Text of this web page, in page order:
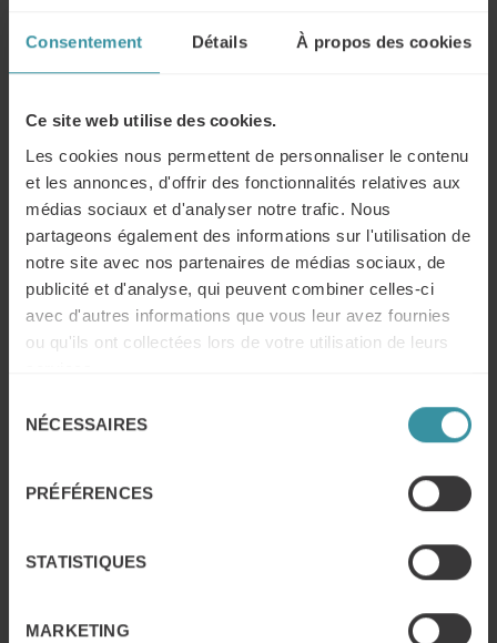
Consentement Détails À propos des cookies
Ce site web utilise des cookies.
Les cookies nous permettent de personnaliser le contenu
et les annonces, d'offrir des fonctionnalités relatives aux
médias sociaux et d'analyser notre trafic. Nous
partageons également des informations sur l'utilisation de
notre site avec nos partenaires de médias sociaux, de
publicité et d'analyse, qui peuvent combiner celles-ci
avec d'autres informations que vous leur avez fournies
ou qu'ils ont collectées lors de votre utilisation de leurs
NÉCESSAIRES
PRÉFÉRENCES
STATISTIQUES
MARKETING
Accompagnement de BFT par Mercuri
International : vers une conquête de +
50% du marché
En savoir plus
Comment Havéa Nutrisanté a renforcé
l’efficacité commerciale de ses équipes
grâce à Mercuri International
En savoir plus
développé la performance des équipes
commerciales de GUINOT-MARY COHR
pour favoriser l’atteinte des objectifs
individuels et collectifs
l’excellence commerciale avec Mercuri